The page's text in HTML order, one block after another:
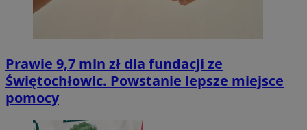
Prawie 9,7 mln zł dla fundacji ze
Świętochłowic. Powstanie lepsze miejsce
pomocy